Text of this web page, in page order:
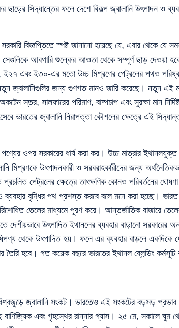
ছাড়ের সিদ্ধান্তের ফলে দেশে বিকল্প জ্বালানি উৎপাদন ও
সরকারি বিজ্ঞপ্তিতে স্পষ্ট জানানো হয়েছে যে, এবার থেকে
আবগারি শুল্কের আওতা থেকে সম্পূর্ণ ছাড় দেওয়া
এবং ই৩০-এর মতো উচ্চ মিশ্রণের পেট্রলের পথও
জ্বালানিগুলির জন্য গুণগত মানও জারি করেছে। নতুন এই
স্তর, সালফারের পরিমাণ, বাষ্পচাপ এবং সুরক্ষা মান
ভারতের জ্বালানি নিরাপত্তা কৌশলের ক্ষেত্রে এই
পণ্যের ওপর সরকারের ধার্য করা কর। উচ্চ মাত্রার
মিশ্রণকে উৎপাদনকারী ও সরবরাহকারীদের জন্য
প্রচলিত পেট্রলের ক্ষেত্রে তাৎক্ষণিক কোনও পরিবর্তনের
বৃদ্ধির পথ প্রশস্ত করবে বলে মনে করা হচ্ছে। ভারত
তেলের মাধ্যমে পূরণ করে। আন্তর্জাতিক বাজারে তেলের
দেশীয়ভাবে উৎপাদিত ইথানলের ব্যবহার বাড়ানো
থেকে উৎপাদিত হয়। ফলে এর ব্যবহার বাড়লে একদিকে
হবে। গত কয়েক বছরে ভারতের ইথানল ব্লেন্ডিং
বিশ্বজুড়ে জ্বালানি সংকট। ভারতেও এই সংকটের বড়সড়
বাণিজ্যিক এবং গৃহস্থের রান্নার গ্যাস। ২৫ মে, সকালে ঘুম